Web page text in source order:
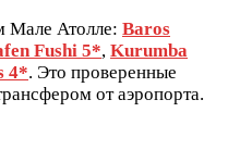
Мале Атолле: Baros
Fushi 5*, Kurumba
4*. Это проверенные
от аэропорта.